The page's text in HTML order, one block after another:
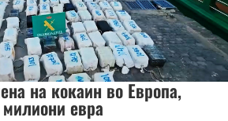
на кокаин во Европа,
евра